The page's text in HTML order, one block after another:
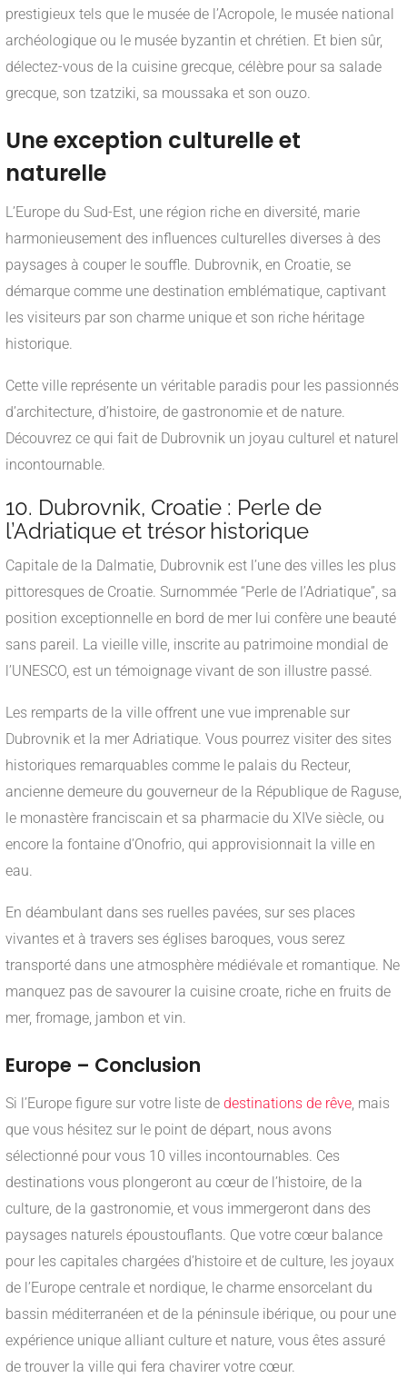
prestigieux tels que le musée de l’Acropole, le musée national
archéologique ou le musée byzantin et chrétien. Et bien sûr,
délectez-vous de la cuisine grecque, célèbre pour sa salade
grecque, son tzatziki, sa moussaka et son ouzo.
Une exception culturelle et
naturelle
L’Europe du Sud-Est, une région riche en diversité, marie
harmonieusement des influences culturelles diverses à des
paysages à couper le souffle. Dubrovnik, en Croatie, se
démarque comme une destination emblématique, captivant
les visiteurs par son charme unique et son riche héritage
historique.
Cette ville représente un véritable paradis pour les passionnés
d’architecture, d’histoire, de gastronomie et de nature.
Découvrez ce qui fait de Dubrovnik un joyau culturel et naturel
incontournable.
10. Dubrovnik, Croatie : Perle de
l’Adriatique et trésor historique
Capitale de la Dalmatie, Dubrovnik est l’une des villes les plus
pittoresques de Croatie. Surnommée “Perle de l’Adriatique”, sa
position exceptionnelle en bord de mer lui confère une beauté
sans pareil. La vieille ville, inscrite au patrimoine mondial de
l’UNESCO, est un témoignage vivant de son illustre passé.
Les remparts de la ville offrent une vue imprenable sur
Dubrovnik et la mer Adriatique. Vous pourrez visiter des sites
historiques remarquables comme le palais du Recteur,
ancienne demeure du gouverneur de la République de Raguse,
le monastère franciscain et sa pharmacie du XIVe siècle, ou
encore la fontaine d’Onofrio, qui approvisionnait la ville en
eau.
En déambulant dans ses ruelles pavées, sur ses places
vivantes et à travers ses églises baroques, vous serez
transporté dans une atmosphère médiévale et romantique. Ne
manquez pas de savourer la cuisine croate, riche en fruits de
mer, fromage, jambon et vin.
Europe – Conclusion
Si l’Europe figure sur votre liste de destinations de rêve , mais
que vous hésitez sur le point de départ, nous avons
sélectionné pour vous 10 villes incontournables. Ces
destinations vous plongeront au cœur de l’histoire, de la
culture, de la gastronomie, et vous immergeront dans des
paysages naturels époustouflants. Que votre cœur balance
pour les capitales chargées d’histoire et de culture, les joyaux
de l’Europe centrale et nordique, le charme ensorcelant du
bassin méditerranéen et de la péninsule ibérique, ou pour une
expérience unique alliant culture et nature, vous êtes assuré
de trouver la ville qui fera chavirer votre cœur.